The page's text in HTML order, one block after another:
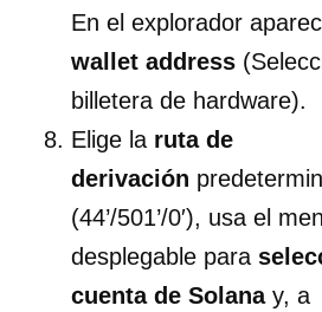
En el explorador
wallet address
billetera de hardware).
Elige la ruta de
derivación
(44’/501’/0′), usa el
desplegable para
cuenta de Solanay, a